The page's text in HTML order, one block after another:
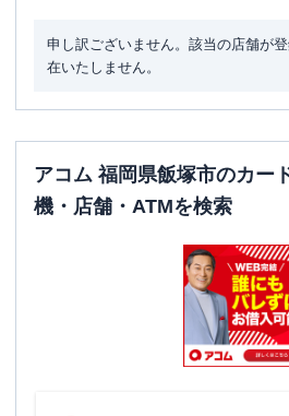
申し訳ございません。該当の店舗が
在いたしません。
アコム 福岡県飯塚市のカー
機・店舗・ATMを検索